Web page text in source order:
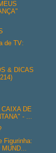
de TV:
& DICAS
CAIXA DE
- ...
Figurinha:
MUND...